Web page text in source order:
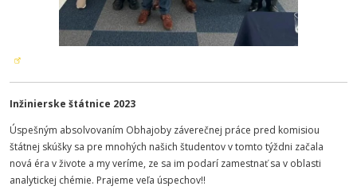
Inžinierske štátnice 2023
Úspešným absolvovaním Obhajoby záverečnej práce pred komisiou
štátnej skúšky sa pre mnohých našich študentov v tomto týždni začala
nová éra v živote a my veríme, ze sa im podarí zamestnať sa v oblasti
analytickej chémie. Prajeme veľa úspechov!!